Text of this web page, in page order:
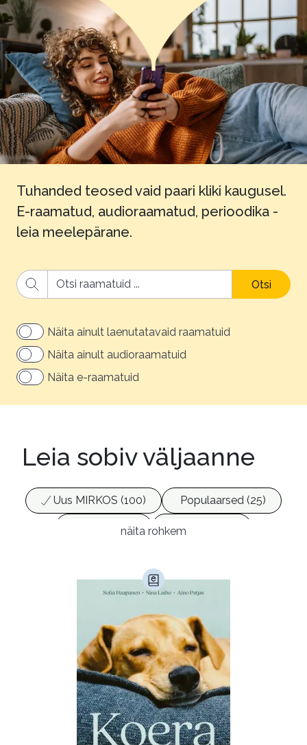
Tuhanded teosed vaid paari kliki kaugusel.
E-raamatud, audioraamatud, perioodika -
leia meelepärane.
Otsi
Näita ainult laenutatavaid raamatuid
Näita ainult audioraamatuid
Näita e-raamatuid
Leia sobiv väljaanne
Uus MIRKOS (100)
Populaarsed (25)
Ajakirjad (17)
Ajalugu (165)
Audioperioodika
Biograafiad (229)
Filoloogia (121)
Filosoofia (146)
Geograafia (65)
Haridus (20)
Ilukirjandus (4255)
Juhtimine (23)
Kodu ja aed (38)
Krimi ja põnevik (1284)
näita rohkem